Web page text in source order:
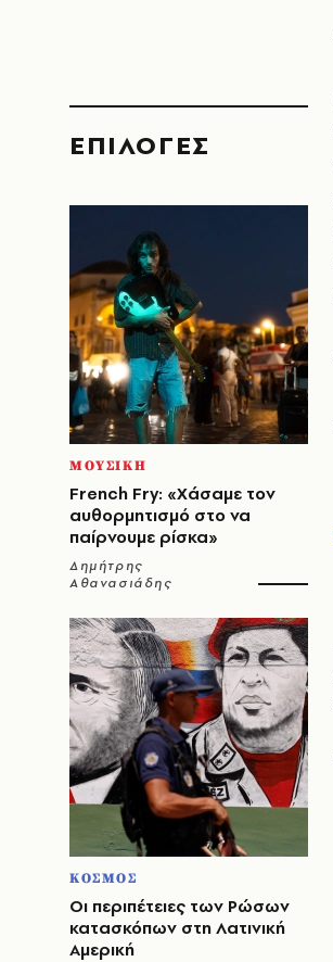
EΠΙΛΟΓΈΣ
ΜΟΥΣΙΚΗ
French Fry: «Χάσαμε τον
αυθορμητισμό στο να
παίρνουμε ρίσκα»
Δημήτρης
Αθανασιάδης
ΚΟΣΜΟΣ
Οι περιπέτειες των Ρώσων
κατασκόπων στη Λατινική
Αμερική